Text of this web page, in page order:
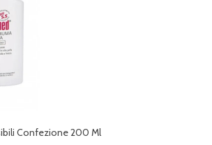
Confezione 200 Ml